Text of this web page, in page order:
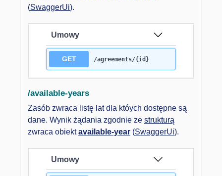
(SwaggerUi).
Umowy
GET /agreements/{id}
/available-years
Zasób zwraca listę lat dla któych dostępne są
dane. Wynik żądania zgodnie ze strukturą
zwraca obiektavailable-year (SwaggerUi).
Umowy